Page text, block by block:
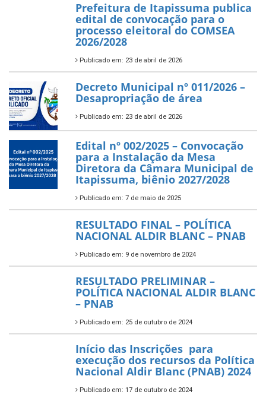
Prefeitura de Itapissuma publica
edital de convocação para o
processo eleitoral do COMSEA
2026/2028
Publicado em: 23 de abril de 2026
Decreto Municipal nº 011/2026 –
Desapropriação de área
Publicado em: 23 de abril de 2026
Edital nº 002/2025 – Convocação
para a Instalação da Mesa
Diretora da Câmara Municipal de
Itapissuma, biênio 2027/2028
Publicado em: 7 de maio de 2025
RESULTADO FINAL – POLÍTICA
NACIONAL ALDIR BLANC – PNAB
Publicado em: 9 de novembro de 2024
RESULTADO PRELIMINAR –
POLÍTICA NACIONAL ALDIR BLANC
– PNAB
Publicado em: 25 de outubro de 2024
Início das Inscrições para
execução dos recursos da Política
Nacional Aldir Blanc (PNAB) 2024
Publicado em: 17 de outubro de 2024